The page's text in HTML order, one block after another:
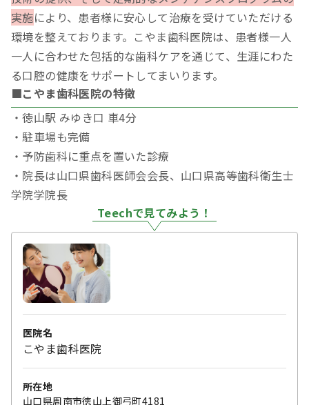
実施により、患者様に安心して治療を受けていただける
環境を整えております。こやま歯科医院は、患者様一人
一人に合わせた包括的な歯科ケアを通じて、生涯にわた
る口腔の健康をサポートしてまいります。
■こやま歯科医院の特徴
・徳山駅 みゆき口 車4分
・駐車場も完備
・予防歯科に重点を置いた診療
・院長は山口県歯科医師会会長、山口県高等歯科衛生士
学院学院長
Teechで見てみよう！
医院名
こやま歯科医院
所在地
山口県周南市徳山上御弓町4181